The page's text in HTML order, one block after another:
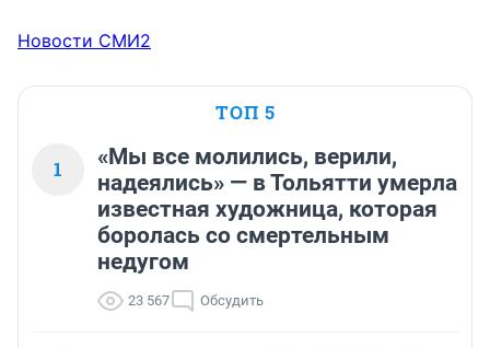
Новости СМИ2
ТОП 5
1
«Мы все молились, верили,
надеялись» — в Тольятти умерла
известная художница, которая
боролась со смертельным
недугом
23 567 Обсудить